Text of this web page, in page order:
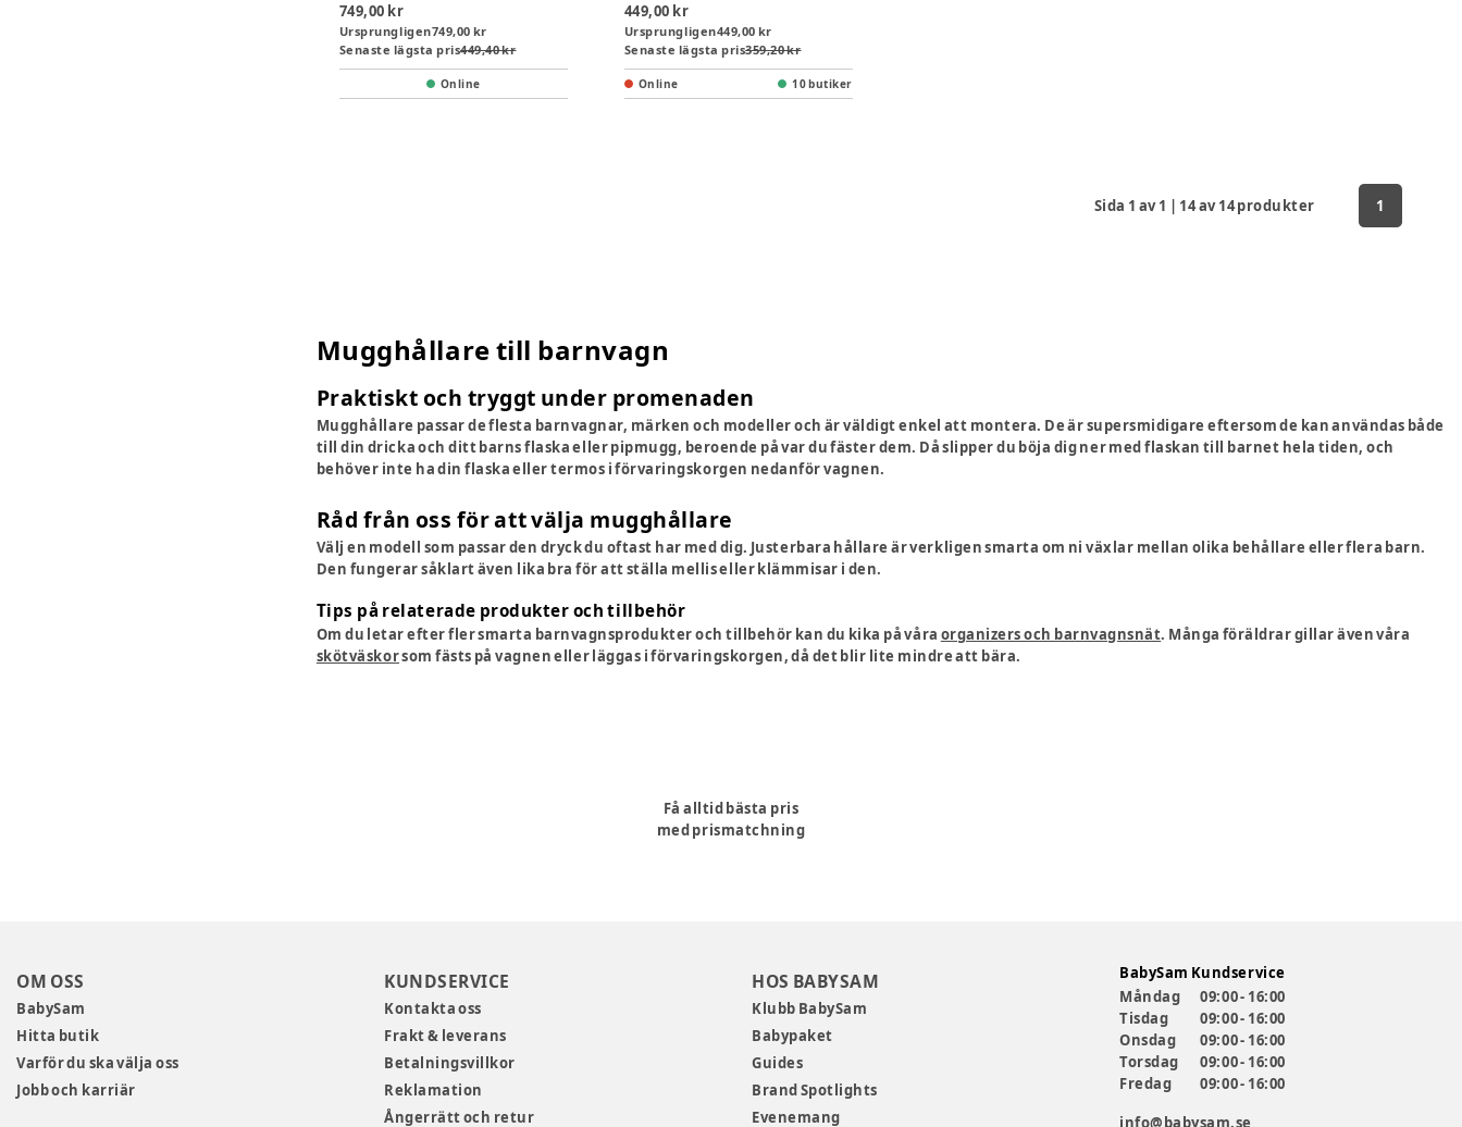
749,00 kr
Ursprungligen749,00 kr
Senaste lägsta pris449,40 kr
Online
449,00 kr
Ursprungligen449,00 kr
Senaste lägsta pris359,20 kr
Online 10 butiker
Sida 1 av1 | 14av14produkter 1
Mugghållare till barnvagn
Praktiskt och tryggt under promenaden
Mugghållare passar de flesta barnvagnar, märken och modeller och är väldigt enkel att montera. De är supersmidigare eftersom de kan användas både
till din dricka och ditt barns flaska eller pipmugg, beroende på var du fäster dem. Då slipper du böja dig ner med flaskan till barnet hela tiden, och
behöver inte ha din flaska eller termos i förvaringskorgen nedanför vagnen.
Råd från oss för att välja mugghållare
Välj en modell som passar den dryck du oftast har med dig. Justerbara hållare är verkligen smarta om ni växlar mellan olika behållare eller flera barn.
Den fungerar såklart även lika bra för att ställa mellis eller klämmisar i den.
Tips på relaterade produkter och tillbehör
Om du letar efter fler smarta barnvagnsprodukter och tillbehör kan du kika på våra organizers och barnvagnsnät. Många föräldrar gillar även våra
skötväskorsom fästs på vagnen eller läggas i förvaringskorgen, då det blir lite mindre att bära.
Få alltid bästa pris
med prismatchning
OM OSS
BabySam
Hitta butik
Varför du ska välja oss
Jobb och karriär
KUNDSERVICE
Kontakta oss
Frakt & leverans
Betalningsvillkor
Reklamation
Ångerrätt och retur
HOS BABYSAM
Klubb BabySam
Babypaket
Guides
Brand Spotlights
Evenemang
BabySam Kundservice
Måndag
09:00 - 16:00
Tisdag
09:00 - 16:00
Onsdag
09:00 - 16:00
Torsdag
09:00 - 16:00
Fredag
09:00 - 16:00
info@babysam.se